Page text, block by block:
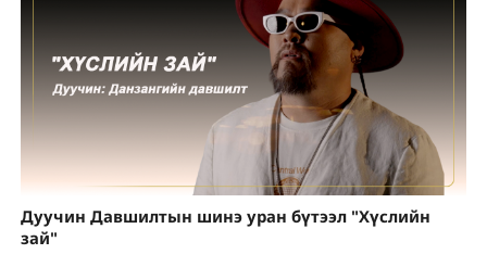
Дуучин Давшилтын шинэ уран бүтээл "Хүслийн
зай"